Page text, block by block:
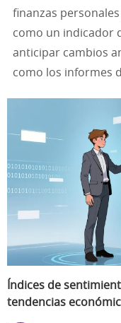
finanzas
como un indicador
anticipar cambios
como los informes
Índices de
tendencias